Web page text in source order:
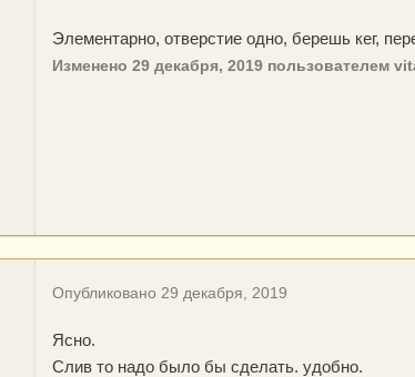
Элементарно, отверстие одно, берешь кег,
Изменено 29 декабря, 2019пользователем
Опубликовано 29 декабря, 2019
Ясно.
Слив то надо было бы сделать. удобно.